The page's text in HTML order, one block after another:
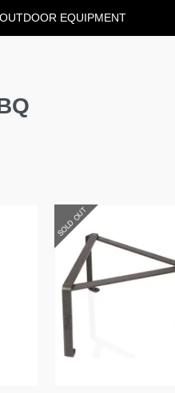
OUTDOOR EQUIPMENT
SOLD OUT